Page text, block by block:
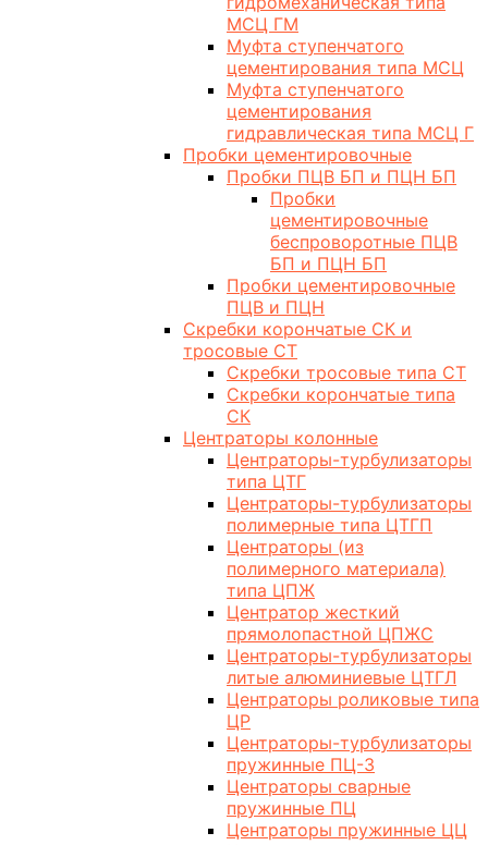
МСЦ ГМ
Муфта ступенчатого
цементирования типа МСЦ
Муфта ступенчатого
цементирования
гидравлическая типа МСЦ Г
Пробки цементировочные
Пробки ПЦВ БП и ПЦН БП
Пробки
цементировочные
беспроворотные ПЦВ
БП и ПЦН БП
Пробки цементировочные
ПЦВ и ПЦН
Скребки корончатые СК и
тросовые СТ
Скребки тросовые типа СТ
Скребки корончатые типа
СК
Центраторы колонные
Центраторы-турбулизаторы
типа ЦТГ
Центраторы-турбулизаторы
полимерные типа ЦТГП
Центраторы (из
полимерного материала)
типа ЦПЖ
Центратор жесткий
прямолопастной ЦПЖС
Центраторы-турбулизаторы
литые алюминиевые ЦТГЛ
Центраторы роликовые типа
ЦР
Центраторы-турбулизаторы
пружинные ПЦ-3
Центраторы сварные
пружинные ПЦ
Центраторы пружинные ЦЦ